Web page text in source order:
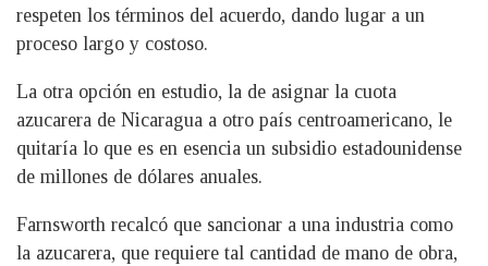
respeten los términos del acuerdo, dando lugar a un
proceso largo y costoso.
La otra opción en estudio, la de asignar la cuota
azucarera de Nicaragua a otro país centroamericano, le
quitaría lo que es en esencia un subsidio estadounidense
de millones de dólares anuales.
Farnsworth recalcó que sancionar a una industria como
la azucarera, que requiere tal cantidad de mano de obra,